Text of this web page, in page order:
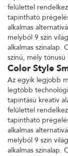
felülettel
tapintható
alkalmas
melyből 9 szín
alkalmas színalap.
színű, mély tónusú
Color Style
Az egyik legjobb
legtöbb
tapintású kreatív
felülettel
tapintható
alkalmas
melyből 9 szín
alkalmas színalap.